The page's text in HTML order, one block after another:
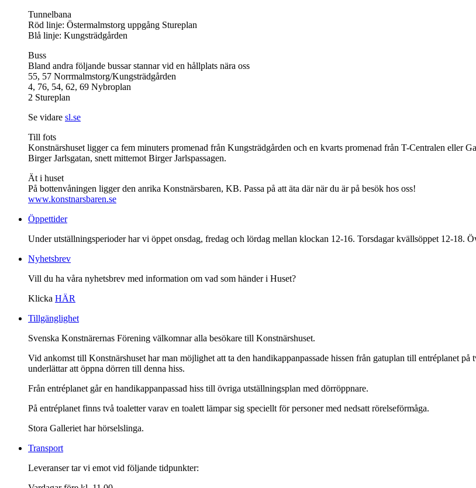
Tunnelbana
Röd linje: Östermalmstorg uppgång Stureplan
Blå linje: Kungsträdgården
Buss
Bland andra följande bussar stannar vid en hållplats nära oss
55, 57 Norrmalmstorg/Kungsträdgården
4, 76, 54, 62, 69 Nybroplan
2 Stureplan
Se vidare sl.se
Till fots
Konstnärshuset ligger ca fem minuters promenad från Kungsträdgården och en kvarts promenad från T-Centralen eller
Birger Jarlsgatan, snett mittemot Birger Jarlspassagen.
Ät i huset
På bottenvåningen ligger den anrika Konstnärsbaren, KB. Passa på att äta där när du är på besök hos oss!
www.konstnarsbaren.se
Öppettider
Under utställningsperioder har vi öppet onsdag, fredag och lördag mellan klockan 12-16. Torsdagar kvällsöppet 12-18.
Nyhetsbrev
Vill du ha våra nyhetsbrev med information om vad som händer i Huset?
Klicka HÄR
Tillgänglighet
Svenska Konstnärernas Förening välkomnar alla besökare till Konstnärshuset.
Vid ankomst till Konstnärshuset har man möjlighet att ta den handikappanpassade hissen från gatuplan till entréplanet
underlättar att öppna dörren till denna hiss.
Från entréplanet går en handikappanpassad hiss till övriga utställningsplan med dörröppnare.
På entréplanet finns två toaletter varav en toalett lämpar sig speciellt för personer med nedsatt rörelseförmåga.
Stora Galleriet har hörselslinga.
Transport
Leveranser tar vi emot vid följande tidpunkter: